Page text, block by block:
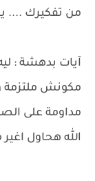
من تفكيرك ....
آيات بدهشة :
مكونش ملتزمة
مداومة على
الله هحاول